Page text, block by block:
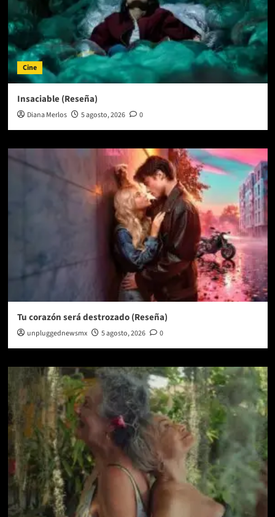
Cine
Insaciable (Reseña)
Diana Merlos 5 agosto, 2026 0
Tu corazón será destrozado (Reseña)
unpluggednewsmx 5 agosto, 2026 0